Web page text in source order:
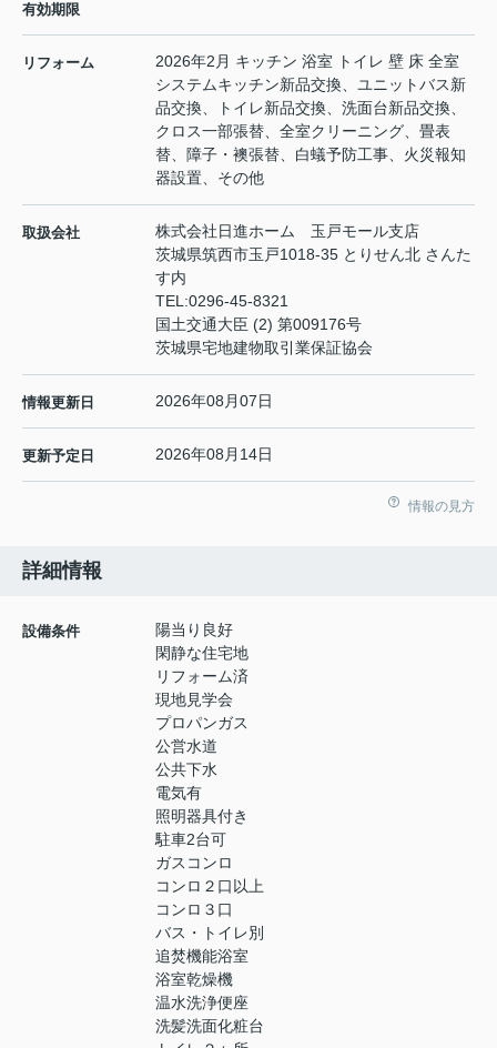
有効期限
リフォーム
2026年2月 キッチン 浴室 トイレ 壁 床 全室
システムキッチン新品交換、ユニットバス新
品交換、トイレ新品交換、洗面台新品交換、
クロス一部張替、全室クリーニング、畳表
替、障子・襖張替、白蟻予防工事、火災報知
器設置、その他
取扱会社
株式会社日進ホーム 玉戸モール支店
茨城県筑西市玉戸1018-35 とりせん北 さんた
す内
TEL:0296-45-8321
国土交通大臣 (2) 第009176号
茨城県宅地建物取引業保証協会
情報更新日 2026年08月07日
更新予定日 2026年08月14日
情報の見方
詳細情報
設備条件
陽当り良好
閑静な住宅地
リフォーム済
現地見学会
プロパンガス
公営水道
公共下水
電気有
照明器具付き
駐車2台可
ガスコンロ
コンロ２口以上
コンロ３口
バス・トイレ別
追焚機能浴室
浴室乾燥機
温水洗浄便座
洗髪洗面化粧台